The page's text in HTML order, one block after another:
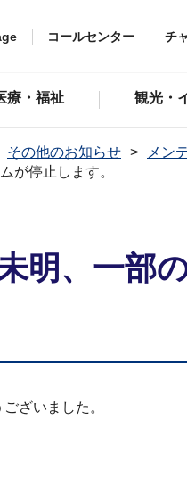
コールセンター チ
療・福祉 観光・
その他のお知らせ
メン
が停止します。
明、一部
ざいました。